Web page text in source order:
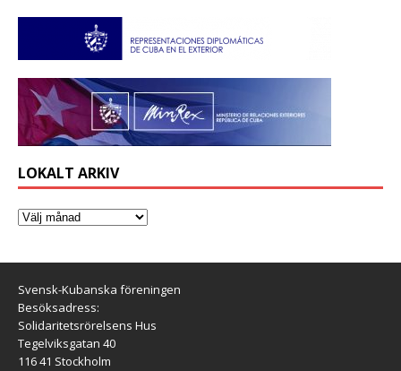
LOKALT ARKIV
Svensk-Kubanska föreningen
Besöksadress:
Solidaritetsrörelsens Hus
Tegelviksgatan 40
116 41 Stockholm